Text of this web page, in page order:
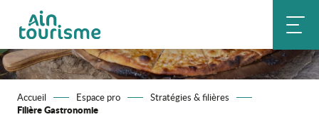
contenu
principal
Accueil Espace pro Stratégies & filières
Filière Gastronomie